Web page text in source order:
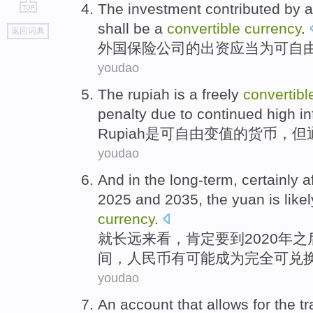
go
top
返回词典
The investment contributed by a
shall be a convertible currency.
外国保险公司 的出资应当为可自
youdao
The rupiah is a freely
penalty due to continued high
Rupiah是可自由变值的货币 ， 但
youdao
And in the long-term, certainly
2025 and 2035, the yuan is
currency.
就长远来看， 肯定要到 2020年之
间， 人民币有可能成为完全可兑
youdao
An account that allows for the